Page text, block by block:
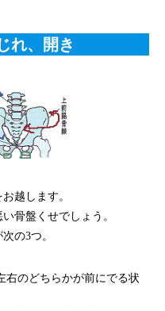
れ、開き
越します。
骨盤くせでしょう。
の3つ。
右のどちらかが前にでる状